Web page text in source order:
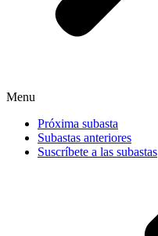
Menu
Próxima subasta
Subastas anteriores
Suscríbete a las subastas